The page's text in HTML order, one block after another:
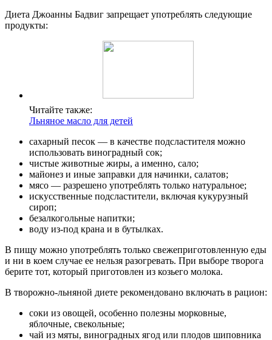
Диета Джоанны Бадвиг запрещает употреблять следующие
продукты:
Читайте также:
Льняное масло для детей
сахарный песок — в качестве подсластителя можно
использовать виноградный сок;
чистые животные жиры, а именно, сало;
майонез и иные заправки для начинки, салатов;
мясо — разрешено употреблять только натуральное;
искусственные подсластители, включая кукурузный
сироп;
безалкогольные напитки;
воду из-под крана и в бутылках.
В пищу можно употреблять только свежеприготовленную еды
и ни в коем случае ее нельзя разогревать. При выборе творога
берите тот, который приготовлен из козьего молока.
В творожно-льняной диете рекомендовано включать в рацион:
соки из овощей, особенно полезны морковные,
яблочные, свекольные;
чай из мяты, виноградных ягод или плодов шиповника